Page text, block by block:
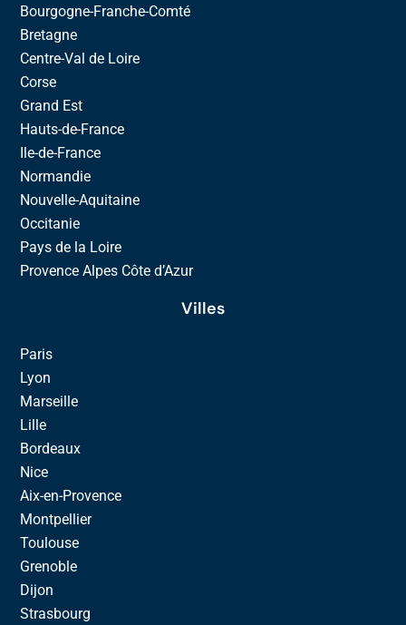
Bourgogne-Franche-Comté
Bretagne
Centre-Val de Loire
Corse
Grand Est
Hauts-de-France
Ile-de-France
Normandie
Nouvelle-Aquitaine
Occitanie
Pays de la Loire
Provence Alpes Côte d’Azur
Villes
Paris
Lyon
Marseille
Lille
Bordeaux
Nice
Aix-en-Provence
Montpellier
Toulouse
Grenoble
Dijon
Strasbourg